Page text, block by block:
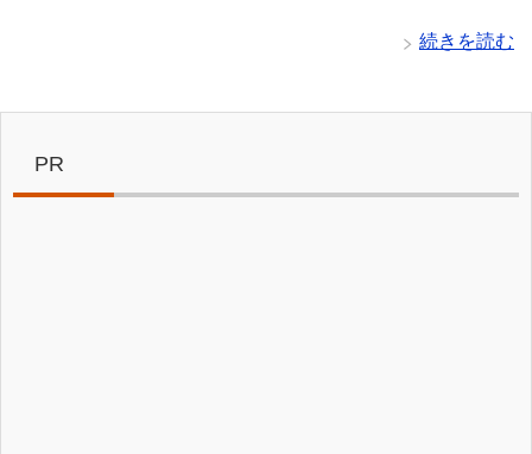
続きを読む
PR